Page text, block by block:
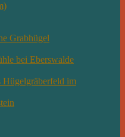
Grabhügel
bei Eberswalde
Hügelgräberfeld im